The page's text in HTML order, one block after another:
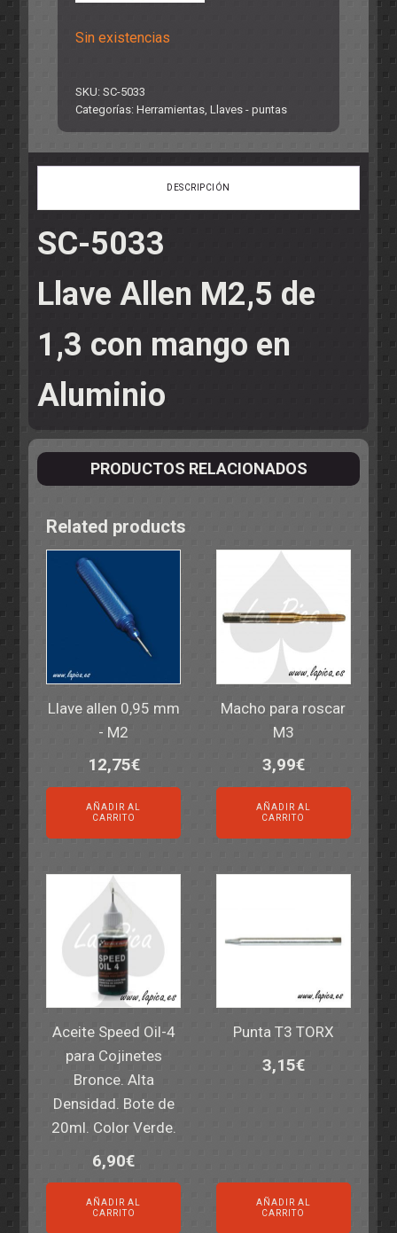
Sin existencias
SKU:SC-5033
Categorías:Herramientas ,Llaves - puntas
DESCRIPCIÓN
SC-5033
Llave Allen M2,5 de
1,3 con mango en
Aluminio
PRODUCTOS RELACIONADOS
Related products
Llave allen 0,95 mm
- M2
12,75€
AÑADIR AL
CARRITO
Macho para roscar
M3
3,99€
AÑADIR AL
CARRITO
Aceite Speed Oil-4
para Cojinetes
Bronce. Alta
Densidad. Bote de
20ml. Color Verde.
6,90€
AÑADIR AL
CARRITO
Punta T3 TORX
3,15€
AÑADIR AL
CARRITO